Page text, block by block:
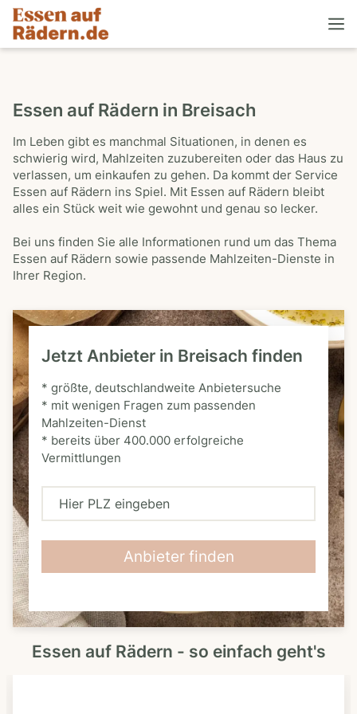
Essen auf Rädern in Breisach
Im Leben gibt es manchmal Situationen, in denen es
schwierig wird, Mahlzeiten zuzubereiten oder das Haus zu
verlassen, um einkaufen zu gehen. Da kommt der Service
Essen auf Rädern ins Spiel. Mit Essen auf Rädern bleibt
alles ein Stück weit wie gewohnt und genau so lecker.
Bei uns finden Sie alle Informationen rund um das Thema
Essen auf Rädern sowie passende Mahlzeiten-Dienste in
Ihrer Region.
Jetzt Anbieter in Breisach finden
* größte, deutschlandweite Anbietersuche
* mit wenigen Fragen zum passenden
Mahlzeiten-Dienst
* bereits über 400.000 erfolgreiche
Vermittlungen
H
L
Z
Anbieter finden
Essen auf Rädern - so einfach geht's